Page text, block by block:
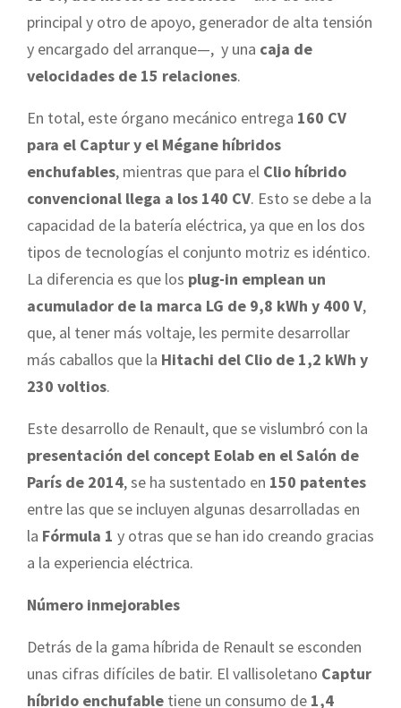
principal y otro de apoyo, generador de alta tensión
y encargado del arranque—, y una caja de
velocidades de 15 relaciones.
En total, este órgano mecánico entrega 160 CV
para el Captur y el Mégane híbridos
enchufables, mientras que para el Clio híbrido
convencional llega a los 140 CV. Esto se debe a la
capacidad de la batería eléctrica, ya que en los dos
tipos de tecnologías el conjunto motriz es idéntico.
La diferencia es que los plug-in emplean un
acumulador de la marca LG de 9,8 kWh y 400 V,
que, al tener más voltaje, les permite desarrollar
más caballos que la Hitachi del Clio de 1,2 kWh y
230 voltios.
Este desarrollo de Renault, que se vislumbró con la
presentación del concept Eolab en el Salón de
París de 2014, se ha sustentado en 150 patentes
entre las que se incluyen algunas desarrolladas en
la Fórmula 1 y otras que se han ido creando gracias
a la experiencia eléctrica.
Número inmejorables
Detrás de la gama híbrida de Renault se esconden
unas cifras difíciles de batir. El vallisoletano Captur
híbrido enchufable tiene un consumo de 1,4